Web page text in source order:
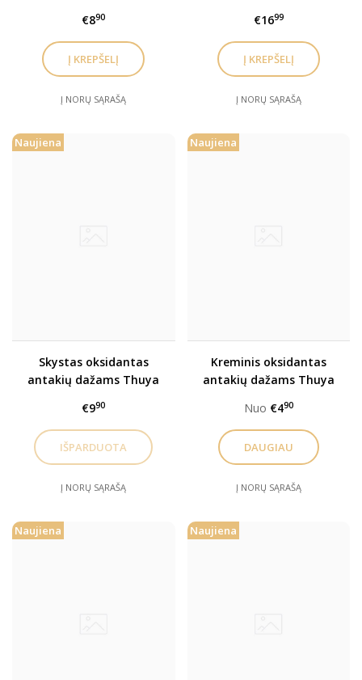
smoothing
€890
Į NORŲ SĄRAŠĄ
€1699
Į NORŲ SĄRAŠĄ
Naujiena
Skystas oksidantas
antakių dažams Thuya
€990
Į NORŲ SĄRAŠĄ
Naujiena
Kreminis oksidantas
antakių dažams Thuya
Nuo €490
DAUGIAU
Į NORŲ SĄRAŠĄ
Naujiena Naujiena